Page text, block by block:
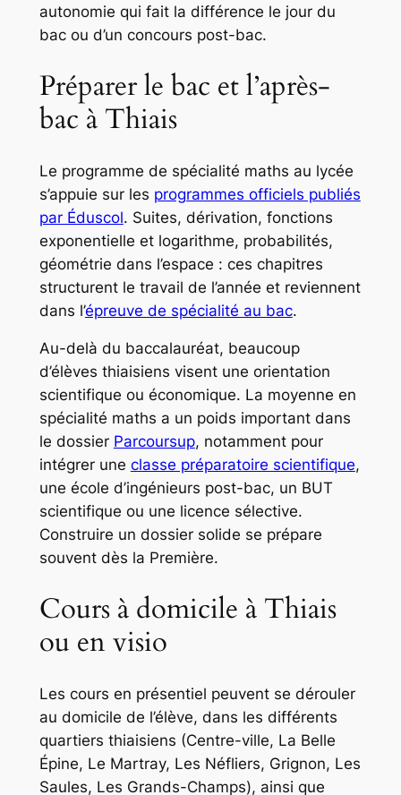
autonomie qui fait la différence le jour du
bac ou d’un concours post-bac.
Préparer le bac et l’après-
bac à Thiais
Le programme de spécialité maths au lycée
s’appuie sur les programmes officiels publiés
par Éduscol. Suites, dérivation, fonctions
exponentielle et logarithme, probabilités,
géométrie dans l’espace : ces chapitres
structurent le travail de l’année et reviennent
dans l’épreuve de spécialité au bac.
Au-delà du baccalauréat, beaucoup
d’élèves thiaisiens visent une orientation
scientifique ou économique. La moyenne en
spécialité maths a un poids important dans
le dossier Parcoursup, notamment pour
intégrer une classe préparatoire scientifique,
une école d’ingénieurs post-bac, un BUT
scientifique ou une licence sélective.
Construire un dossier solide se prépare
souvent dès la Première.
Cours à domicile à Thiais
ou en visio
Les cours en présentiel peuvent se dérouler
au domicile de l’élève, dans les différents
quartiers thiaisiens (Centre-ville, La Belle
Épine, Le Martray, Les Néfliers, Grignon, Les
Saules, Les Grands-Champs), ainsi que